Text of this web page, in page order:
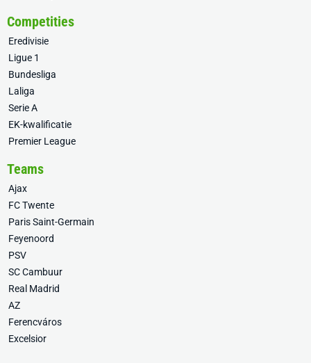
Competities
Eredivisie
Ligue 1
Bundesliga
Laliga
Serie A
EK-kwalificatie
Premier League
Teams
Ajax
FC Twente
Paris Saint-Germain
Feyenoord
PSV
SC Cambuur
Real Madrid
AZ
Ferencváros
Excelsior